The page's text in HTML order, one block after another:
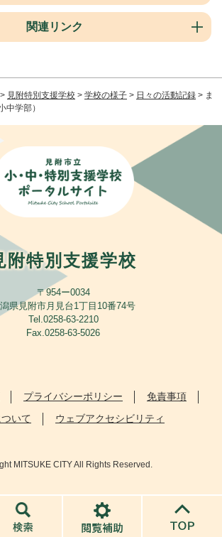
関連リンク
> 見附特別支援学校 > 学校の様子 > 日々の活動記録 > ま
中学部）
附特別支援学校
〒954ー0034
県見附市月見台1丁目10番74号
Tel.0258-63-2210
Fax.0258-63-5026
プライバシーポリシー
免責事項
いて
ウェブアクセシビリティ
MITSUKE CITY All Rights Reserved.